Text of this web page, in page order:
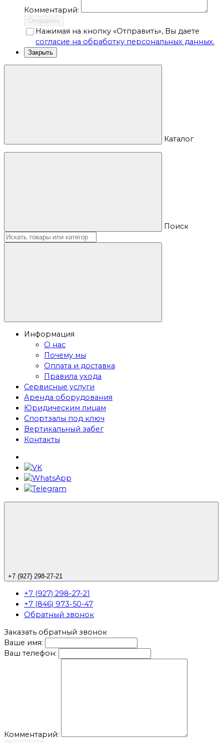
Комментарий:
Отправить
Нажимая на кнопку «Отправить», Вы даете
согласие на обработку персональных данных.
Закрыть
Каталог
Поиск
Информация
О нас
Почему мы
Оплата и доставка
Правила ухода
Сервисные услуги
Аренда оборудования
Юридическим лицам
Спортзалы под ключ
Вертикальный забег
Контакты
+7 (927) 298-27-21
+7 (927) 298-27-21
+7 (846) 973-50-47
Обратный звонок
Заказать обратный звонок
Ваше имя:
Ваш телефон:
Комментарий: